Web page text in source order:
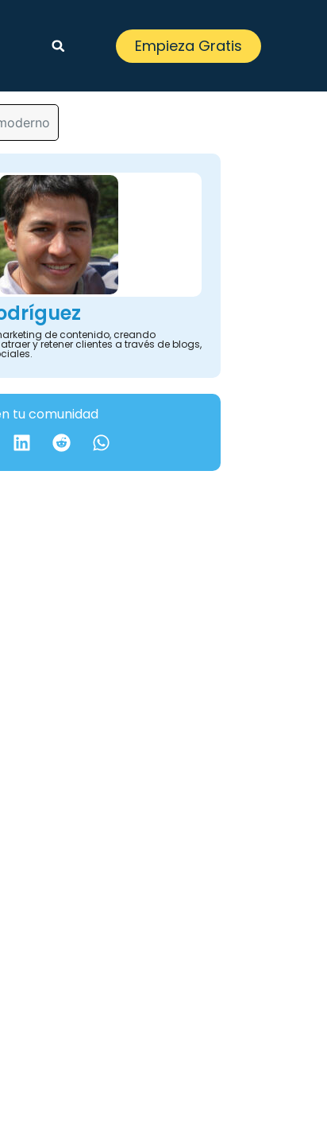
Empieza Gratis
de contenido, creando
y retener clientes a través de blogs,
tu comunidad